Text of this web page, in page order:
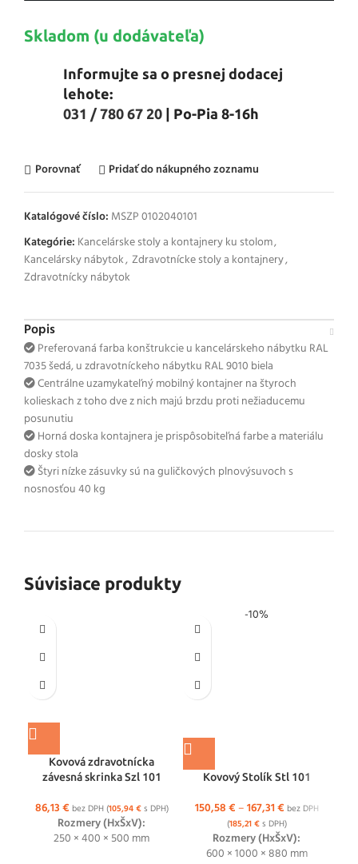
Skladom (u dodávateľa)
Informujte sa o presnej dodacej
lehote:
031 / 780 67 20 | Po-Pia 8-16h
Porovnať Pridať do nákupného zoznamu
Katalógové číslo: MSZP 0102040101
Kategórie: Kancelárske stoly a kontajnery ku stolom,
Kancelársky nábytok, Zdravotnícke stoly a kontajnery,
Zdravotnícky nábytok
Popis
Preferovaná farba konštrukcie u kancelárskeho nábytku RAL
7035 šedá, u zdravotníckeho nábytku RAL 9010 biela
Centrálne uzamykateľný mobilný kontajner na štyroch
kolieskach z toho dve z nich majú brzdu proti nežiaducemu
posunutiu
Horná doska kontajnera je prispôsobiteľná farbe a materiálu
dosky stola
Štyri nízke zásuvky sú na guličkových plnovýsuvoch s
nosnosťou 40 kg
Súvisiace produkty
Kovová zdravotnícka
závesná skrinka Szl 101
86,13€ bez DPH (105,94€s DPH)
Rozmery (HxŠxV):
250 × 400 × 500 mm
-10%
Kovový Stolík Stl 101
150,58€–167,31€ bez DPH
(185,21€s DPH)
Rozmery (HxŠxV):
600 × 1000 × 880 mm